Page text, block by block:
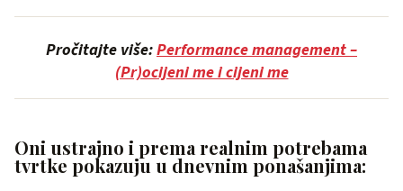
Pročitajte više:Performance management –
(Pr)ocijeni me i cijeni me
Oni ustrajno i prema realnim potrebama
tvrtke pokazuju u dnevnim ponašanjima: